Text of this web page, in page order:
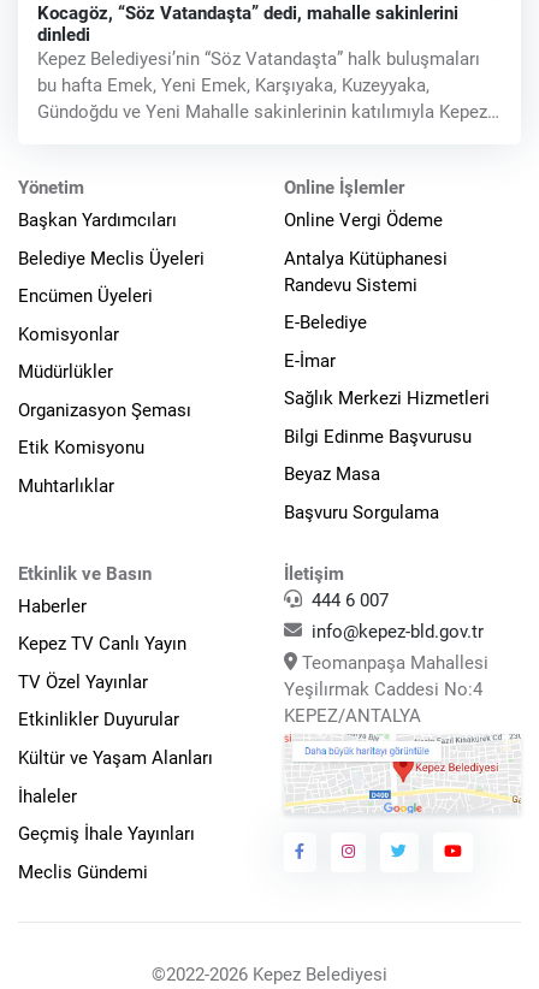
Kocagöz, “Söz Vatandaşta” dedi, mahalle sakinlerini
dinledi
Kepez Belediyesi’nin “Söz Vatandaşta” halk buluşmaları
bu hafta Emek, Yeni Emek, Karşıyaka, Kuzeyyaka,
Gündoğdu ve Yeni Mahalle sakinlerinin katılımıyla Kepez
Yönetim
Başkan Yardımcıları
Belediye Meclis Üyeleri
Encümen Üyeleri
Komisyonlar
Müdürlükler
Organizasyon Şeması
Etik Komisyonu
Muhtarlıklar
Online İşlemler
Online Vergi Ödeme
Antalya Kütüphanesi
Randevu Sistemi
E-Belediye
E-İmar
Sağlık Merkezi Hizmetleri
Bilgi Edinme Başvurusu
Beyaz Masa
Başvuru Sorgulama
Etkinlik ve Basın
Haberler
Kepez TV Canlı Yayın
TV Özel Yayınlar
Etkinlikler Duyurular
Kültür ve Yaşam Alanları
İhaleler
Geçmiş İhale Yayınları
Meclis Gündemi
İletişim
444 6 007
info@kepez-bld.gov.tr
Teomanpaşa Mahallesi
Yeşilırmak Caddesi No:4
KEPEZ/ANTALYA
©2022-2026 Kepez Belediyesi